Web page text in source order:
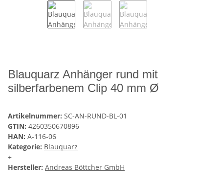
Blauquarz Anhänger rund mit
silberfarbenem Clip 40 mm Ø
Artikelnummer: SC-AN-RUND-BL-01
GTIN: 4260350670896
HAN: A-116-06
Kategorie: Blauquarz
+
Hersteller: Andreas Böttcher GmbH